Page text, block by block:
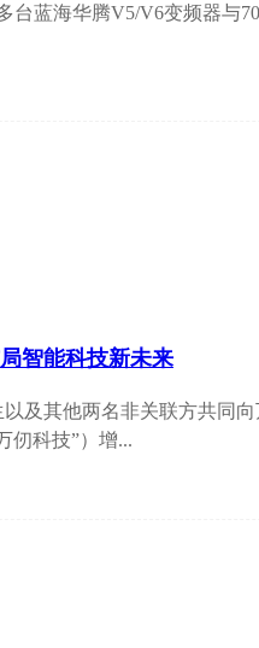
台蓝海华腾V5/V6变频器与
智能科技新未来
及其他两名非关联方共同
仞科技”）增...